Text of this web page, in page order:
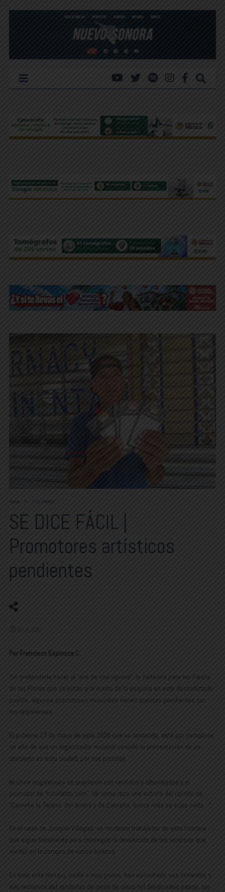
Home COLUMNAS
SE DICE FÁCIL |
Promotores artísticos
pendientes
abril 8, 2026
Por Francisco Espinoza C.
Sin pretenderle hacer al “ave de mal agüero”, la cartelera para las Fiesta
de las Flores que ya están a la vuelta de la esquina en este desbellotado
pueblo, algunos promotores musicales tienen cuentas pendientes con
los nogalenses.
El próximo 17 de mayo de este 2026 que va corriendo, está por cumplirse
un año de que un organizador musical canceló la presentación de un
concierto en esta ciudad, por sus pistolas.
Muchos nogalenses se quedaron con vestidos y alborotados y el
promotor de “tuboletito.com”, tal como reza una estrofa del corrido de
“Camelia la Tejana: del dinero y de Camelia, nunca más se supo nada…”.
Es el caso de Joaquín Villegas, un modesto trabajador de esta frontera
que sigue batallando para conseguir la devolución de los recursos que
invirtió en la compra de varios boletos.
En todo este tiempo, nadie o muy pocos, han escuchado sus lamentos y
sus reclamos del rembolso de cerca de cinco mil devaluados pesos, sin